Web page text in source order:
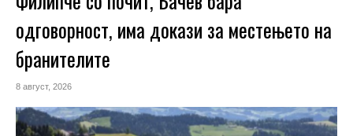
одговорност, има докази за местењето на
бранителите
8 август, 2026